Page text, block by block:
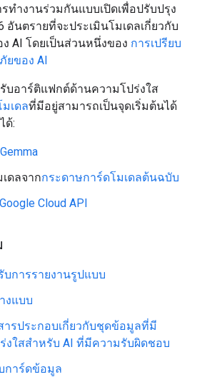
ำงานร่วมกันแบบเปิดเพื่อปรับปรุง
อันตรายที่จะประเมินโมเดลเกี่ยวกับ
AI โดยเป็นส่วนหนึ่งของ การเปรียบ
ยของ AI
บอาร์ติแฟกต์ด้านความโปร่งใส
เดลที่มีอยู่สามารถเป็นจุดเริ่มต้นได้
ด้:
ดลจากกระดาษการ์ดโมเดลต้นฉบับ
Cloud API
บการรายงานรูปแบบ
งแบบ
ารประกอบเกี่ยวกับชุดข้อมูลที่มี
งใสสำหรับ AI ที่มีความรับผิดชอบ
การ์ดข้อมูล